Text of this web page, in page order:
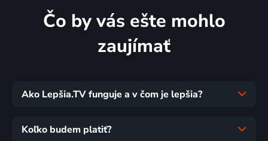
Čo by vás ešte mohlo
zaujímať
Ako Lepšia.TV funguje a v čom je lepšia?
Koľko budem platiť?